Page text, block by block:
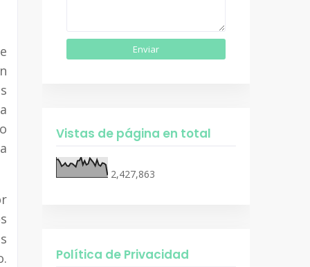
Vistas de página en total
2,427,863
Política de Privacidad